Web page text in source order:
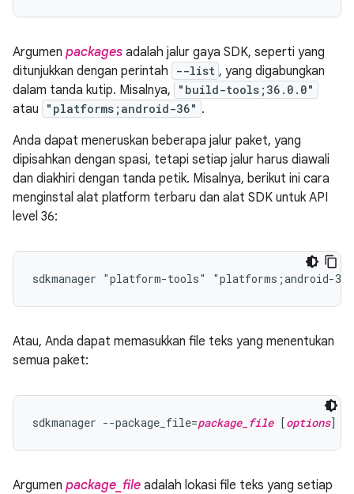
Argumen packages adalah jalur gaya SDK, seperti yang
ditunjukkan dengan perintah
--list , yang digabungkan
dalam tanda kutip. Misalnya,
"build-tools;36.0.0"
atau "platforms;android-36" .
Anda dapat meneruskan beberapa jalur paket, yang
dipisahkan dengan spasi, tetapi setiap jalur harus diawali
dan diakhiri dengan tanda petik. Misalnya, berikut ini cara
menginstal alat platform terbaru dan alat SDK untuk API
level 36:
Atau, Anda dapat memasukkan file teks yang menentukan
semua paket:
sdkmanager --package_file=package_file [options
Argumen package_file adalah lokasi file teks yang setiap